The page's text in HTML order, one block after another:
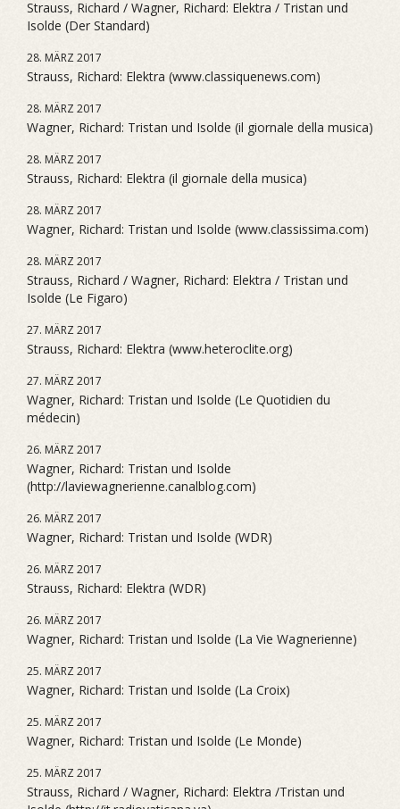
Strauss, Richard / Wagner, Richard: Elektra / Tristan und
Isolde (Der Standard)
28. MÄRZ 2017
Strauss, Richard: Elektra (www.classiquenews.com)
28. MÄRZ 2017
Wagner, Richard: Tristan und Isolde (il giornale della musica)
28. MÄRZ 2017
Strauss, Richard: Elektra (il giornale della musica)
28. MÄRZ 2017
Wagner, Richard: Tristan und Isolde (www.classissima.com)
28. MÄRZ 2017
Strauss, Richard / Wagner, Richard: Elektra / Tristan und
Isolde (Le Figaro)
27. MÄRZ 2017
Strauss, Richard: Elektra (www.heteroclite.org)
27. MÄRZ 2017
Wagner, Richard: Tristan und Isolde (Le Quotidien du
médecin)
26. MÄRZ 2017
Wagner, Richard: Tristan und Isolde
(http://laviewagnerienne.canalblog.com)
26. MÄRZ 2017
Wagner, Richard: Tristan und Isolde (WDR)
26. MÄRZ 2017
Strauss, Richard: Elektra (WDR)
26. MÄRZ 2017
Wagner, Richard: Tristan und Isolde (La Vie Wagnerienne)
25. MÄRZ 2017
Wagner, Richard: Tristan und Isolde (La Croix)
25. MÄRZ 2017
Wagner, Richard: Tristan und Isolde (Le Monde)
25. MÄRZ 2017
Strauss, Richard / Wagner, Richard: Elektra /Tristan und